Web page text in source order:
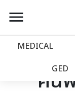
account_balance หน้าแรก
เว็บไซ
menu
MEDICAL
GED
ค้น